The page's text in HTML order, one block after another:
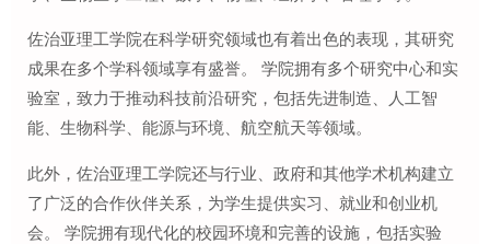
佐治亚理工学院在科学研究领域也有着出色的表现，其研究
成果在多个学科领域享有盛誉。 学院拥有多个研究中心和实
验室，致力于推动科技前沿研究，包括先进制造、人工智
能、生物科学、能源与环境、航空航天等领域。
此外，佐治亚理工学院还与行业、政府和其他学术机构建立
了广泛的合作伙伴关系，为学生提供实习、就业和创业机
会。 学院拥有现代化的校园环境和完善的设施，包括实验